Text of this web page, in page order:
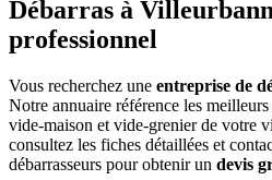
Débarras à
professionnel
Vous recherchez une entreprise de
Notre annuaire référence les
vide-maison et vide-grenier de votre
consultez les fiches détaillées et
débarrasseurs pour obtenir un devis